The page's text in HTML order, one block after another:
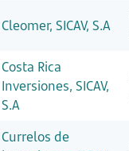
Cleomer, SICAV, S.A
Costa Rica
Inversiones, SICAV,
S.A
Currelos de